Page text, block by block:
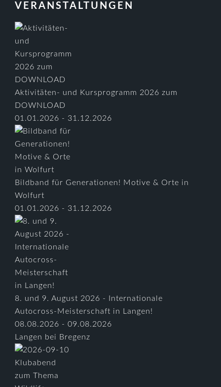
VERANSTALTUNGEN
Aktivitäten- und Kursprogramm 2026 zum
DOWNLOAD
01.01.2026 - 31.12.2026
Bildband für Generationen! Motive & Orte in
Wolfurt
01.01.2026 - 31.12.2026
8. und 9. August 2026 - Internationale
Autocross-Meisterschaft in Langen!
08.08.2026 - 09.08.2026
Langen bei Bregenz